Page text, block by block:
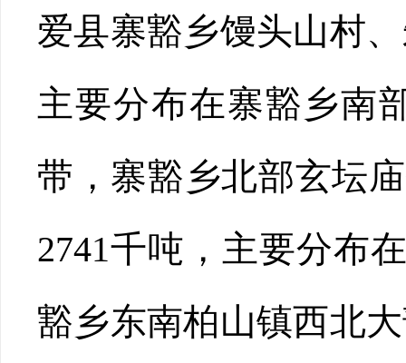
爱县寨豁乡馒头山村
主要分布在寨豁乡南
带，寨豁乡北部玄坛
2741千吨，主要分布
豁乡东南柏山镇西北